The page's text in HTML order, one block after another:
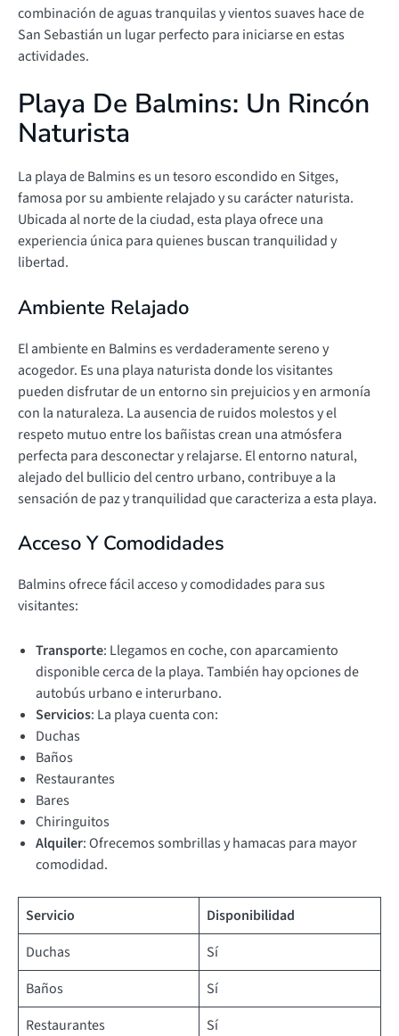
combinación de aguas tranquilas y vientos suaves hace de
San Sebastián un lugar perfecto para iniciarse en estas
actividades.
Playa De Balmins: Un Rincón
Naturista
La playa de Balmins es un tesoro escondido en Sitges,
famosa por su ambiente relajado y su carácter naturista.
Ubicada al norte de la ciudad, esta playa ofrece una
experiencia única para quienes buscan tranquilidad y
libertad.
Ambiente Relajado
El ambiente en Balmins es verdaderamente sereno y
acogedor. Es una playa naturista donde los visitantes
pueden disfrutar de un entorno sin prejuicios y en armonía
con la naturaleza. La ausencia de ruidos molestos y el
respeto mutuo entre los bañistas crean una atmósfera
perfecta para desconectar y relajarse. El entorno natural,
alejado del bullicio del centro urbano, contribuye a la
sensación de paz y tranquilidad que caracteriza a esta playa.
Acceso Y Comodidades
Balmins ofrece fácil acceso y comodidades para sus
visitantes:
Transporte: Llegamos en coche, con aparcamiento
disponible cerca de la playa. También hay opciones de
autobús urbano e interurbano.
Servicios: La playa cuenta con:
Duchas
Baños
Restaurantes
Bares
Chiringuitos
Alquiler: Ofrecemos sombrillas y hamacas para mayor
comodidad.
Servicio
Disponibilidad
Duchas
Sí
Baños
Sí
Restaurantes
Sí